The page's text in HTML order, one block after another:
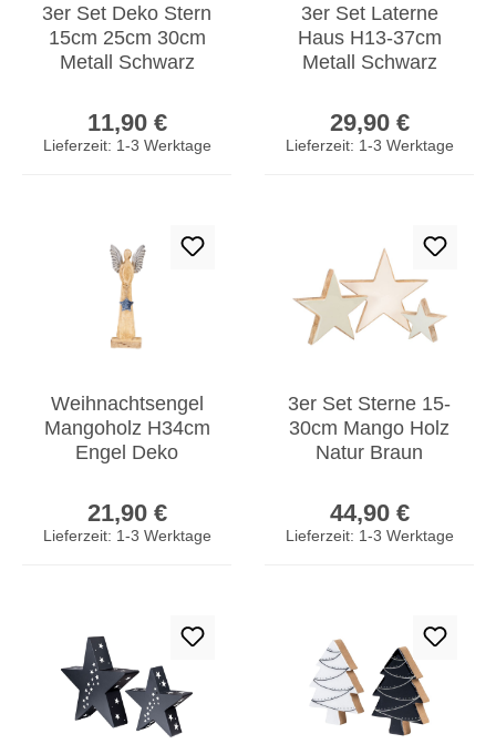
3er Set Deko Stern
15cm 25cm 30cm
Metall Schwarz
Metallstern
Hängedeko
11,90 €
Lieferzeit: 1-3 Werktage
3er Set Laterne
Haus H13-37cm
Metall Schwarz
Industrial Style
29,90 €
Lieferzeit: 1-3 Werktage
Weihnachtsengel
Mangoholz H34cm
Engel Deko
Metall Weihnachten
21,90 €
Lieferzeit: 1-3 Werktage
3er Set Sterne 15-
30cm Mango Holz
Natur Braun
Tischdeko Deko
44,90 €
Lieferzeit: 1-3 Werktage